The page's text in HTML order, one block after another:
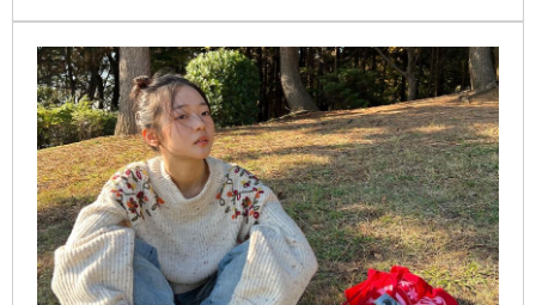
絲後，立刻用手機與她視訊，還準備禮物，讓粉絲直呼
「這根本是神級粉絲服務！」